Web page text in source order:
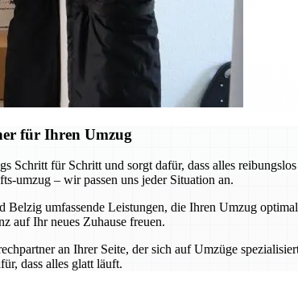
für Ihren Umzug
Schritt für Schritt und sorgt dafür, dass alles
umzug – wir passen uns jeder Situation an.
umfassende Leistungen, die Ihren Umzug
auf Ihr neues Zuhause freuen.
an Ihrer Seite, der sich auf Umzüge
dass alles glatt läuft.